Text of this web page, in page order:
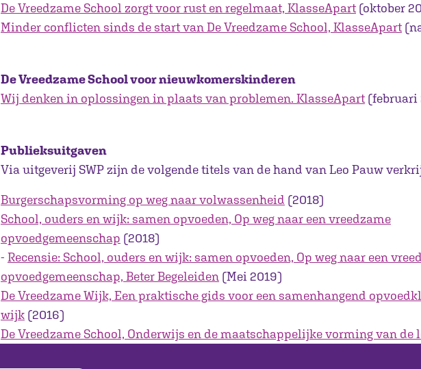
De Vreedzame School zorgt voor rust en regelmaat, KlasseApart (oktober
Minder conflicten sinds de start van De Vreedzame School, KlasseApart
De Vreedzame School voor nieuwkomerskinderen
Wij denken in oplossingen in plaats van problemen. KlasseApart (februari
Publieksuitgaven
Via uitgeverij SWP zijn de volgende titels van de hand van Leo Pauw
Burgerschapsvorming op weg naar volwassenheid (2018)
School, ouders en wijk: samen opvoeden, Op weg naar een vreedzame
opvoedgemeenschap (2018)
- Recensie: School, ouders en wijk: samen opvoeden, Op weg naar een
opvoedgemeenschap, Beter Begeleiden (Mei 2019)
De Vreedzame Wijk, Een praktische gids voor een samenhangend
wijk (2016)
De Vreedzame School, Onderwijs en de maatschappelijke vorming van de